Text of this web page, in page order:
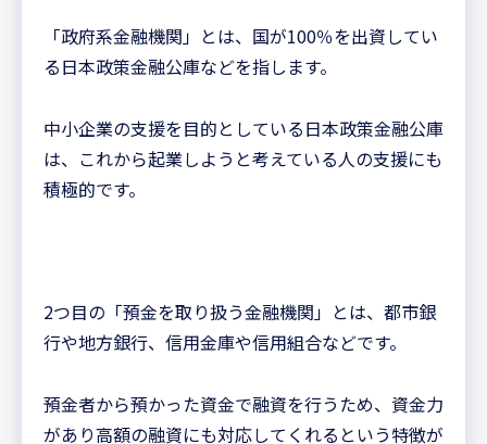
「政府系金融機関」とは、国が100％を出資してい
る日本政策金融公庫などを指します。
中小企業の支援を目的としている日本政策金融公庫
は、これから起業しようと考えている人の支援にも
積極的です。
2つ目の「預金を取り扱う金融機関」とは、都市銀
行や地方銀行、信用金庫や信用組合などです。
預金者から預かった資金で融資を行うため、資金力
があり高額の融資にも対応してくれるという特徴が